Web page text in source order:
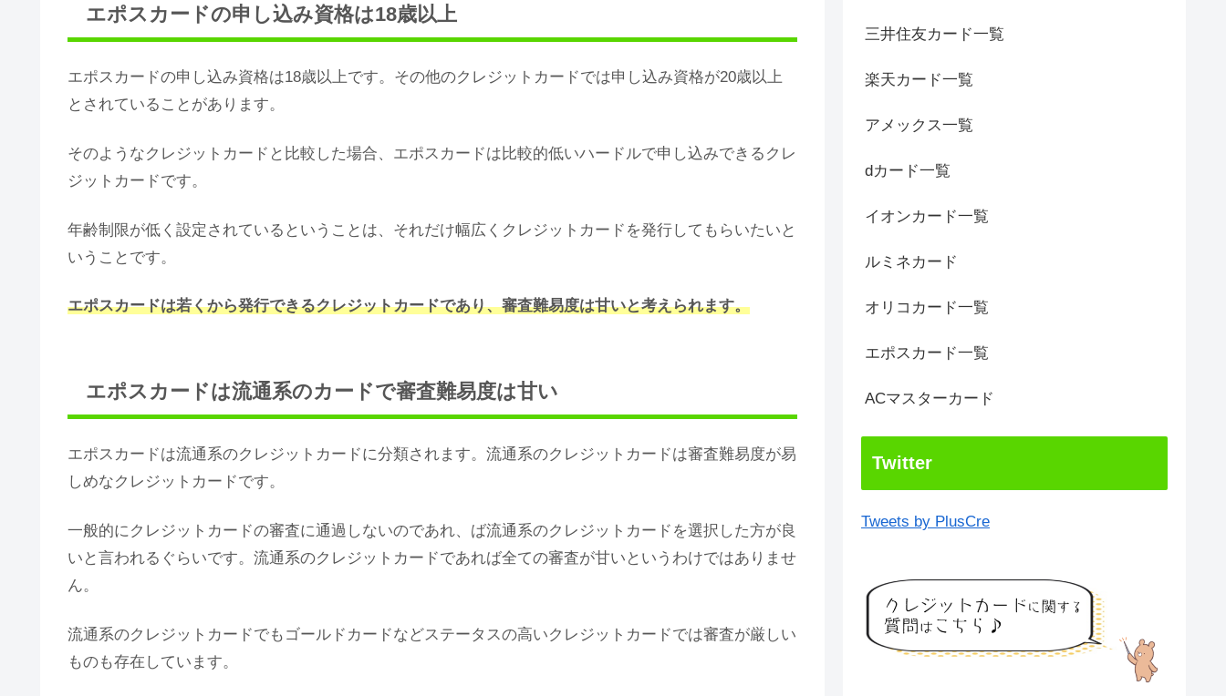
エポスカードの申し込み資格は18歳以上
エポスカードの申し込み資格は18歳以上です。その他のクレジットカードでは申し込み資格が20歳以上
とされていることがあります。
そのようなクレジットカードと比較した場合、エポスカードは比較的低いハードルで申し込みできるクレ
ジットカードです。
年齢制限が低く設定されているということは、それだけ幅広くクレジットカードを発行してもらいたいと
いうことです。
エポスカードは若くから発行できるクレジットカードであり、審査難易度は甘いと考えられます。
エポスカードは流通系のカードで審査難易度は甘い
エポスカードは流通系のクレジットカードに分類されます。流通系のクレジットカードは審査難易度が易
しめなクレジットカードです。
一般的にクレジットカードの審査に通過しないのであれ、ば流通系のクレジットカードを選択した方が良
いと言われるぐらいです。流通系のクレジットカードであれば全ての審査が甘いというわけではありませ
ん。
流通系のクレジットカードでもゴールドカードなどステータスの高いクレジットカードでは審査が厳しい
ものも存在しています。
三井住友カード一覧
楽天カード一覧
アメックス一覧
dカード一覧
イオンカード一覧
ルミネカード
オリコカード一覧
エポスカード一覧
ACマスターカード
Twitter
Tweets by PlusCre